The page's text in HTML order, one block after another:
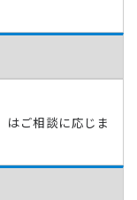
ご相談に応じま